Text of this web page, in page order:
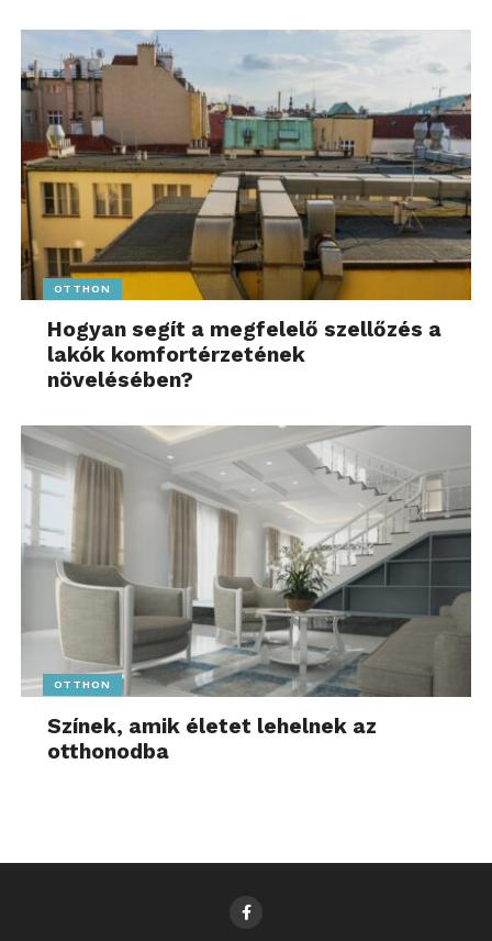
OTTHON
Hogyan segít a megfelelő szellőzés a
lakók komfortérzetének
növelésében?
OTTHON
Színek, amik életet lehelnek az
otthonodba